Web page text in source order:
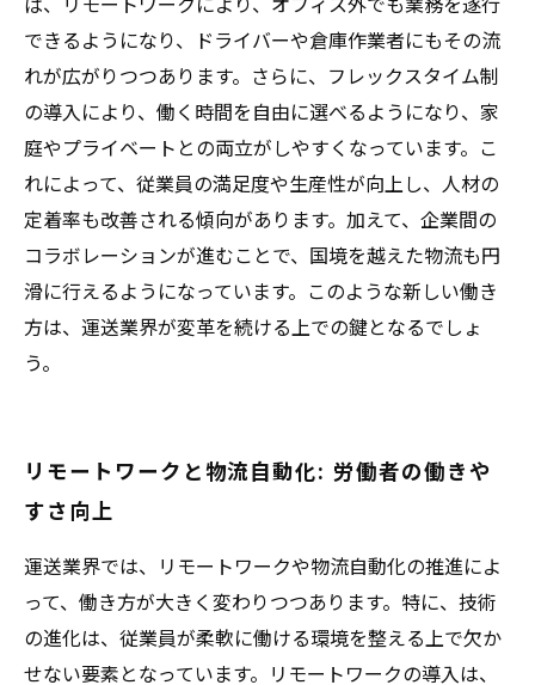
できるようになり、ドライバーや倉庫作業者にもその流
れが広がりつつあります。さらに、フレックスタイム制
の導入により、働く時間を自由に選べるようになり、家
庭やプライベートとの両立がしやすくなっています。こ
れによって、従業員の満足度や生産性が向上し、人材の
定着率も改善される傾向があります。加えて、企業間の
コラボレーションが進むことで、国境を越えた物流も円
滑に行えるようになっています。このような新しい働き
方は、運送業界が変革を続ける上での鍵となるでしょ
う。
リモートワークと物流自動化: 労働者の働きや
すさ向上
運送業界では、リモートワークや物流自動化の推進によ
って、働き方が大きく変わりつつあります。特に、技術
の進化は、従業員が柔軟に働ける環境を整える上で欠か
せない要素となっています。リモートワークの導入は、